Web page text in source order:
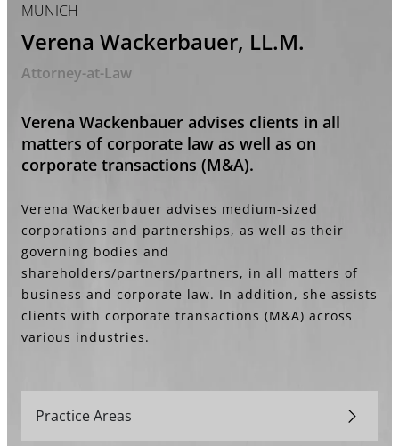
MUNICH
Verena Wackerbauer, LL.M.
Attorney-at-Law
Verena Wackenbauer advises clients in all
matters of corporate law as well as on
corporate transactions (M&A).
Verena Wackerbauer advises medium-sized
corporations and partnerships, as well as their
governing bodies and
shareholders/partners/partners, in all matters of
business and corporate law. In addition, she assists
clients with corporate transactions (M&A) across
various industries.
Practice Areas